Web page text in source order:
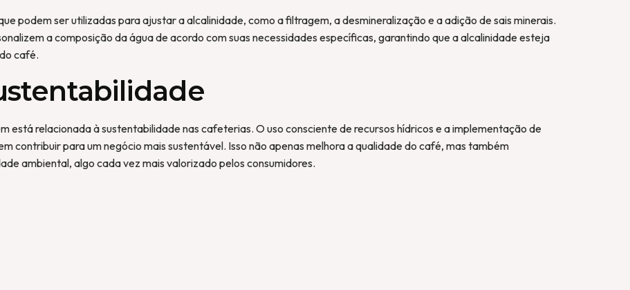
podem ser utilizadas para ajustar a alcalinidade, como a filtragem, a desmineralização e a adição de sais minerais.
a composição da água de acordo com suas necessidades específicas, garantindo que a alcalinidade esteja
café.
está relacionada à sustentabilidade nas cafeterias. O uso consciente de recursos hídricos e a implementação de
contribuir para um negócio mais sustentável. Isso não apenas melhora a qualidade do café, mas também
ambiental, algo cada vez mais valorizado pelos consumidores.